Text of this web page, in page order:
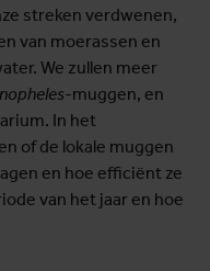
streken verdwenen,
van moerassen en
We zullen meer
-muggen, en
In het
of de lokale muggen
en hoe efficiënt ze
van het jaar en hoe